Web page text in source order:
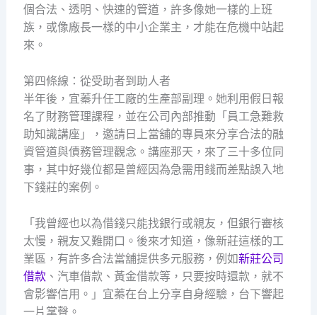
個合法、透明、快速的管道，許多像她一樣的上班
族，或像廠長一樣的中小企業主，才能在危機中站起
來。
第四條線：從受助者到助人者
半年後，宜蓁升任工廠的生產部副理。她利用假日報
名了財務管理課程，並在公司內部推動「員工急難救
助知識講座」，邀請日上當舖的專員來分享合法的融
資管道與債務管理觀念。講座那天，來了三十多位同
事，其中好幾位都是曾經因為急需用錢而差點誤入地
下錢莊的案例。
「我曾經也以為借錢只能找銀行或親友，但銀行審核
太慢，親友又難開口。後來才知道，像新莊這樣的工
業區，有許多合法當舖提供多元服務，例如新莊公司
借款、汽車借款、黃金借款等，只要按時還款，就不
會影響信用。」宜蓁在台上分享自身經驗，台下響起
一片掌聲。